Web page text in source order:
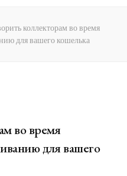
коллекторам во время
для вашего кошелька
во время
для вашего